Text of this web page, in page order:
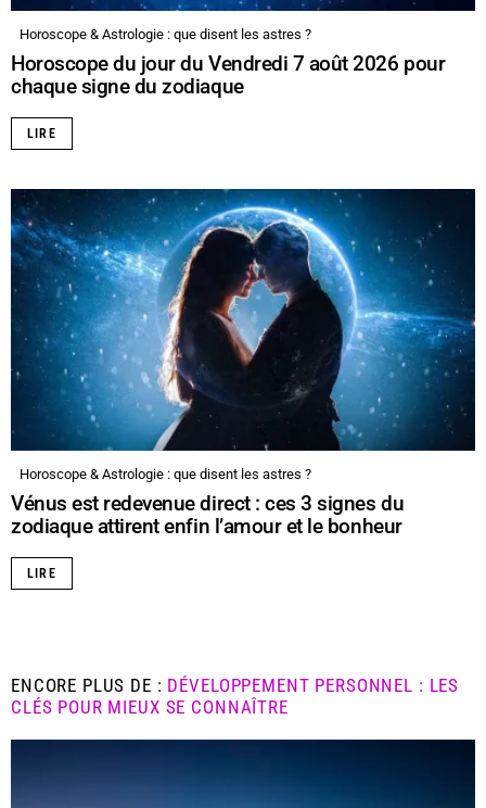
Horoscope & Astrologie : que disent les astres ?
Horoscope du jour du Vendredi 7 août 2026 pour
chaque signe du zodiaque
LIRE
Horoscope & Astrologie : que disent les astres ?
Vénus est redevenue direct : ces 3 signes du
zodiaque attirent enfin l’amour et le bonheur
LIRE
ENCORE PLUS DE : DÉVELOPPEMENT PERSONNEL : LES
CLÉS POUR MIEUX SE CONNAÎTRE